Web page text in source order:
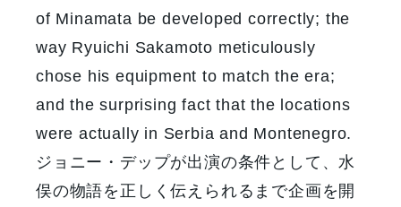
of Minamata be developed correctly; the
way Ryuichi Sakamoto meticulously
chose his equipment to match the era;
and the surprising fact that the locations
were actually in Serbia and Montenegro.
ジョニー・デップが出演の条件として、水
俣の物語を正しく伝えられるまで企画を開